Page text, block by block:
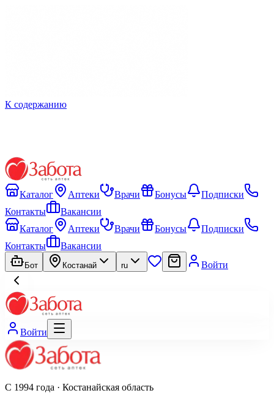
К содержанию
Каталог Аптеки Врачи Бонусы
Подписки
Контакты
Вакансии
Каталог
Аптеки Врачи Бонусы
Подписки
Контакты
Вакансии
Бот Костанай ru Войти
Войти
С 1994 года · Костанайская область